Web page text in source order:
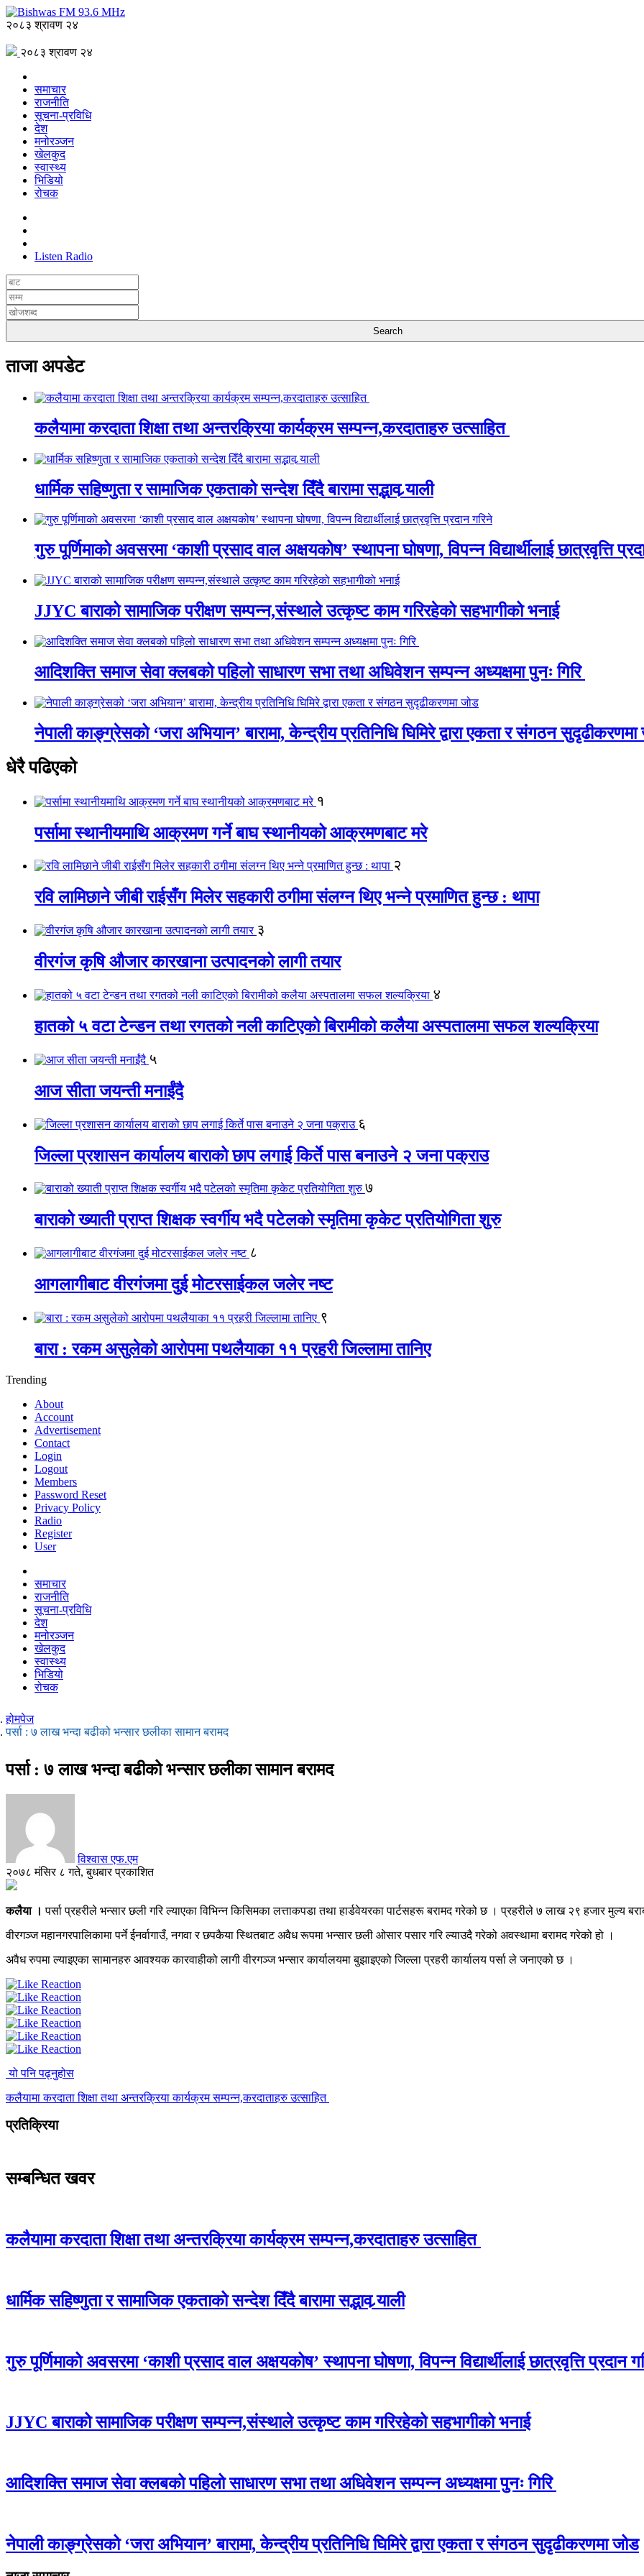
२०८३ श्रावण २४
२०८३ श्रावण २४
समाचार
राजनीति
सूचना-प्रविधि
देश
मनोरञ्जन
खेलकुद
स्वास्थ्य
भिडियो
रोचक
Listen Radio
ताजा अपडेट
कलैयामा करदाता शिक्षा तथा अन्तरक्रिया कार्यक्रम सम्पन्न,करदाताहरु उत्साहित
धार्मिक सहिष्णुता र सामाजिक एकताको सन्देश दिँदै बारामा सद्भाव र्‍याली
गुरु पूर्णिमाको अवसरमा ‘काशी प्रसाद वाल अक्षयकोष’ स्थापना घोषणा, विपन्न विद्यार्थीलाई छात्रवृत्ति
JJYC बाराको सामाजिक परीक्षण सम्पन्न,संस्थाले उत्कृष्ट काम गरिरहेको सहभागीको भनाई
आदिशक्ति समाज सेवा क्लबको पहिलो साधारण सभा तथा अधिवेशन सम्पन्न अध्यक्षमा पुनः गिरि
नेपाली काङ्ग्रेसको ‘जरा अभियान’ बारामा, केन्द्रीय प्रतिनिधि घिमिरे द्वारा एकता र संगठन
धेरै पढिएको
१
पर्सामा स्थानीयमाथि आक्रमण गर्ने बाघ स्थानीयको आक्रमणबाट मरे
२
रवि लामिछाने जीबी राईसँग मिलेर सहकारी ठगीमा संलग्न थिए भन्ने प्रमाणित हुन्छ : थापा
३
वीरगंज कृषि औजार कारखाना उत्पादनको लागी तयार
४
हातको ५ वटा टेन्डन तथा रगतको नली काटिएको बिरामीको कलैया अस्पतालमा सफल शल्यक्रिया
५
आज सीता जयन्ती मनाईंदै
६
जिल्ला प्रशासन कार्यालय बाराको छाप लगाई किर्ते पास बनाउने २ जना पक्राउ
७
बाराको ख्याती प्राप्त शिक्षक स्वर्गीय भदै पटेलको स्मृतिमा कृकेट प्रतियोगिता शुरु
८
आगलागीबाट वीरगंजमा दुई मोटरसाईकल जलेर नष्ट
९
बारा : रकम असुलेको आरोपमा पथलैयाका ११ प्रहरी जिल्लामा तानिए
Trending
About
Account
Advertisement
Contact
Login
Logout
Members
Password Reset
Privacy Policy
Radio
Register
User
समाचार
राजनीति
सूचना-प्रविधि
देश
मनोरञ्जन
खेलकुद
स्वास्थ्य
भिडियो
रोचक
होमपेज
पर्सा : ७ लाख भन्दा बढीको भन्सार छलीका सामान बरामद
पर्सा : ७ लाख भन्दा बढीको भन्सार छलीका सामान बरामद
विश्वास एफ.एम
२०७८ मंसिर ८ गते, बुधबार प्रकाशित
कलैया ।पर्सा प्रहरीले भन्सार छली गरि ल्याएका विभिन्न किसिमका लत्ताकपडा तथा हार्डवेयरका पार्टसहरू बरामद गरेको छ । प्रहरीले ७ लाख २९ हजार मुल्य
वीरगञ्ज महानगरपालिकामा पर्ने ईनर्वागाउँ, नगवा र छपकैया स्थितबाट अवैध रूपमा भन्सार छली ओसार पसार गरि ल्याउदै गरेको अवस्थामा बरामद गरेको हो ।
अवैध रुपमा ल्याइएका सामानहरु आवश्यक कारवाहीको लागी वीरगञ्ज भन्सार कार्यालयमा बुझाइएको जिल्ला प्रहरी कार्यालय पर्सा ले जनाएको छ ।
यो पनि पढ्नुहोस
कलैयामा करदाता शिक्षा तथा अन्तरक्रिया कार्यक्रम सम्पन्न,करदाताहरु उत्साहित
प्रतिक्रिया
सम्बन्धित खवर
कलैयामा करदाता शिक्षा तथा अन्तरक्रिया कार्यक्रम सम्पन्न,करदाताहरु उत्साहित
धार्मिक सहिष्णुता र सामाजिक एकताको सन्देश दिँदै बारामा सद्भाव र्‍याली
गुरु पूर्णिमाको अवसरमा ‘काशी प्रसाद वाल अक्षयकोष’ स्थापना घोषणा, विपन्न विद्यार्थीलाई छात्रवृत्ति प्रदान
JJYC बाराको सामाजिक परीक्षण सम्पन्न,संस्थाले उत्कृष्ट काम गरिरहेको सहभागीको भनाई
आदिशक्ति समाज सेवा क्लबको पहिलो साधारण सभा तथा अधिवेशन सम्पन्न अध्यक्षमा पुनः गिरि
नेपाली काङ्ग्रेसको ‘जरा अभियान’ बारामा, केन्द्रीय प्रतिनिधि घिमिरे द्वारा एकता र संगठन सुदृढीकरणमा जोड